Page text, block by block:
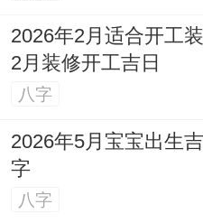
力来操办搬家事宜，
天气转凉
：进入深秋
会比较辛苦，也需注
现代视角
:对于现代
2026年2月适合开工
2月装修开工吉日
八字
2026年5月宝宝出生
字
八字